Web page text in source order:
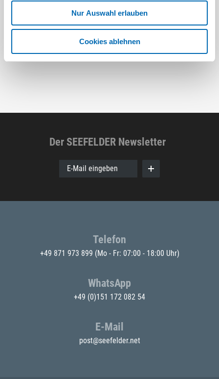
Nur Auswahl erlauben
Cookies ablehnen
8 Ausführungen
Der SEEFELDER Newsletter
E-Mail eingeben
Telefon
+49 871 973 899 (Mo - Fr: 07:00 - 18:00 Uhr)
WhatsApp
+49 (0)151 172 082 54
E-Mail
post@seefelder.net